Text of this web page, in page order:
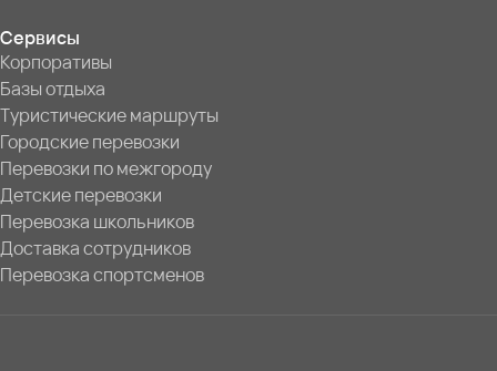
Сервисы
Корпоративы
Базы отдыха
Туристические маршруты
Городские перевозки
Перевозки по межгороду
Детские перевозки
Перевозка школьников
Доставка сотрудников
Перевозка спортсменов